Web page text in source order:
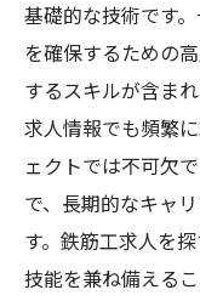
基礎的な技術です
を確保するための
するスキルが含ま
求人情報でも頻繁
ェクトでは不可欠
で、長期的なキャ
す。鉄筋工求人を
技能を兼ね備える